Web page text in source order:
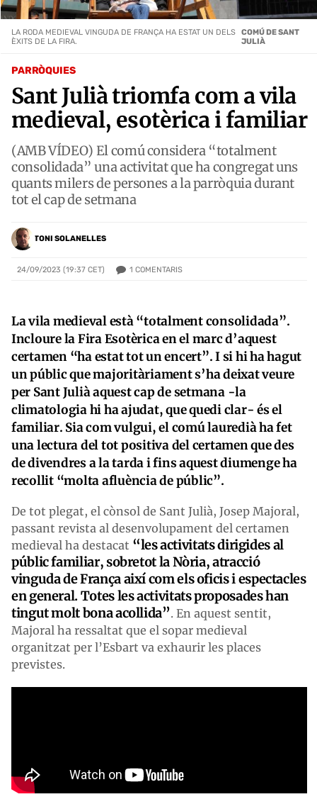
PARRÒQUIES
Sant Julià triomfa com a vila
medieval, esotèrica i familiar
(AMB VÍDEO) El comú considera “totalment
consolidada” una activitat que ha congregat uns
quants milers de persones a la parròquia durant
tot el cap de setmana
TONI SOLANELLES
24/09/2023 (19:37 CET) 1 COMENTARIS
LA RODA MEDIEVAL VINGUDA DE FRANÇA HA ESTAT UN DELS
ÈXITS DE LA FIRA.
COMÚ DE SANT
JULIÀ
La vila medieval està “totalment consolidada”.
Incloure la Fira Esotèrica en el marc d’aquest
certamen “ha estat tot un encert”. I si hi ha hagut
un públic que majoritàriament s’ha deixat veure
per Sant Julià aquest cap de setmana -la
climatologia hi ha ajudat, que quedi clar- és el
familiar. Sia com vulgui, el comú lauredià ha fet
una lectura del tot positiva del certamen que des
de divendres a la tarda i fins aquest diumenge ha
recollit “molta afluència de públic”.
De tot plegat, el cònsol de Sant Julià, Josep Majoral,
passant revista al desenvolupament del certamen
medieval ha destacat “les activitats dirigides al
públic familiar, sobretot la Nòria, atracció
vinguda de França així com els oficis i espectacles
en general. Totes les activitats proposades han
tingut molt bona acollida”. En aquest sentit,
Majoral ha ressaltat que el sopar medieval
organitzat per l’Esbart va exhaurir les places
previstes.